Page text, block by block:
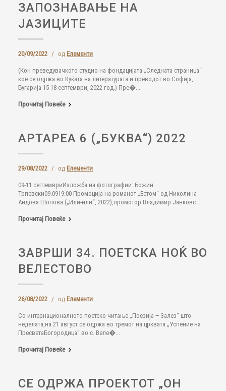
ЗАПОЗНАВАЊЕ НА
ЈАЗИЦИТЕ
20/09/2022 / од Елементи
(Кон преведувачкото студио на фондацијата „Следната страница“
кое се одржа во Куќата на литературата и преводот во Софија,
Бугарија 15-18 септември, 2022 год.) Пре�...
Прочитај Повеќе
АРТАРЕА 6 („БУКВА“) 2022
29/08/2022 / од Елементи
09-11 септемвриИзложба на фотографии: Божин
Трпевски09.0919:00 Промоција на романот „Естом“ од Николина
Андова Шопова („Или-или“, 2022),промотор Владимир Јанковс...
Прочитај Повеќе
ЗАВРШИ 34. ПОЕТСКА НОЌ ВО
ВЕЛЕСТОВО
26/08/2022 / од Елементи
Со интернационалното поетско читање „Поезија ‒ Залез“ што
неделата,на 21 август се одржа во тремот на црквата „Успение на
ПресветаБогородица“ во с. Веле�...
Прочитај Повеќе
СЕ ОДРЖА ПРОЕКТОТ „OH